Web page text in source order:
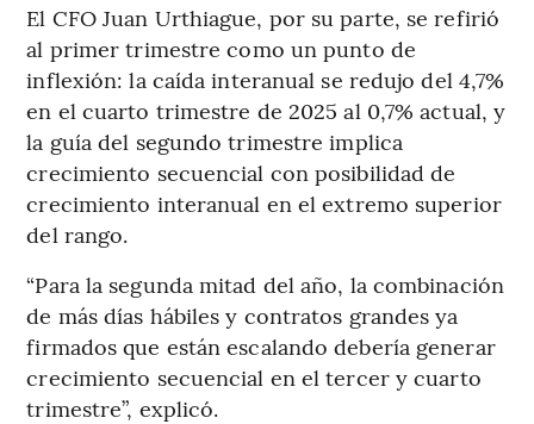
El CFO Juan Urthiague, por su parte, se refirió
al primer trimestre como un punto de
inflexión: la caída interanual se redujo del 4,7%
en el cuarto trimestre de 2025 al 0,7% actual, y
la guía del segundo trimestre implica
crecimiento secuencial con posibilidad de
crecimiento interanual en el extremo superior
del rango.
“Para la segunda mitad del año, la combinación
de más días hábiles y contratos grandes ya
firmados que están escalando debería generar
crecimiento secuencial en el tercer y cuarto
trimestre”, explicó.